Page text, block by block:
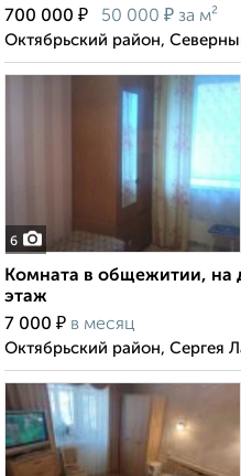
700 000 ₽ 50 000 ₽ за м²
Октябрьский район,
6
Комната в общежитии, на
этаж
7 000 ₽ в месяц
Октябрьский район, Сергея